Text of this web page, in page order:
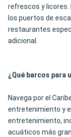
refrescos y licores.
los puertos de
restaurantes
adicional.
¿Qué barcos para
Navega por el
entretenimiento y el
entretenimiento,
acuáticos más